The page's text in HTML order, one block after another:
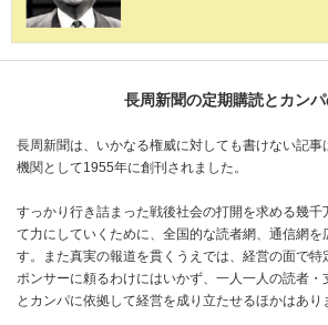
長周新聞の定期購読とカンパ
長周新聞は、いかなる権威に対しても書けない記
機関として1955年に創刊されました。
すっかり行き詰まった戦後社会の打開を求める幾千
て力にしていくために、全国的な読者網、通信網を
す。また真実の報道を貫くうえでは、経営の面で特
ポンサーに頼るわけにはいかず、一人一人の読者
とカンパに依拠して経営を成り立たせるほかはあり